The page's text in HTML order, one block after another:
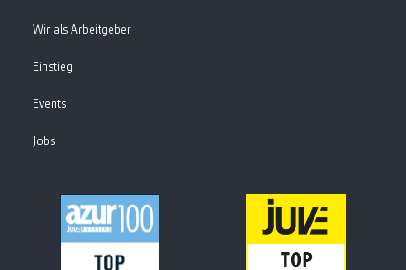
Wir als Arbeitgeber
Einstieg
Events
Jobs